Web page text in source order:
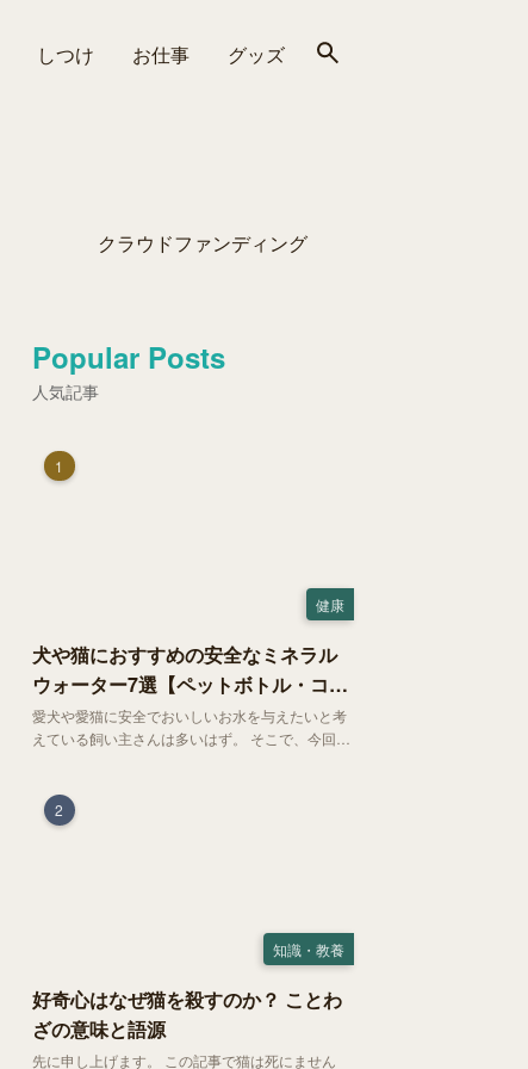
しつけ お仕事 グッズ
クラウドファンディング
Popular Posts
人気記事
1
健康
犬や猫におすすめの安全なミネラル
ウォーター7選【ペットボトル・コン
ビニ対応】
愛犬や愛猫に安全でおいしいお水を与えたいと考
えている飼い主さんは多いはず。 そこで、今回は
おすすめなものを厳選してご紹介します！
2
知識・教養
好奇心はなぜ猫を殺すのか？ ことわ
ざの意味と語源
先に申し上げます。 この記事で猫は死にません